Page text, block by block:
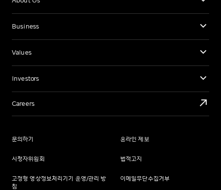
Business
Values
Investors
Careers
문의하기 온라인 제보
시청자위원회 법적고지
고정형 영상정보처리기기 운영/관리 방
침
이메일무단수집거부